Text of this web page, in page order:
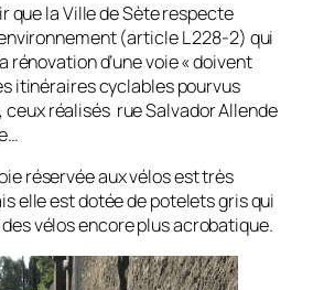
que la Ville de Sète respecte
(article L 228-2) qui
rénovation d’une voie « doivent
itinéraires cyclables pourvus
ceux réalisés rue Salvador Allende
réservée aux vélos est très
elle est dotée de potelets gris qui
vélos encore plus acrobatique.